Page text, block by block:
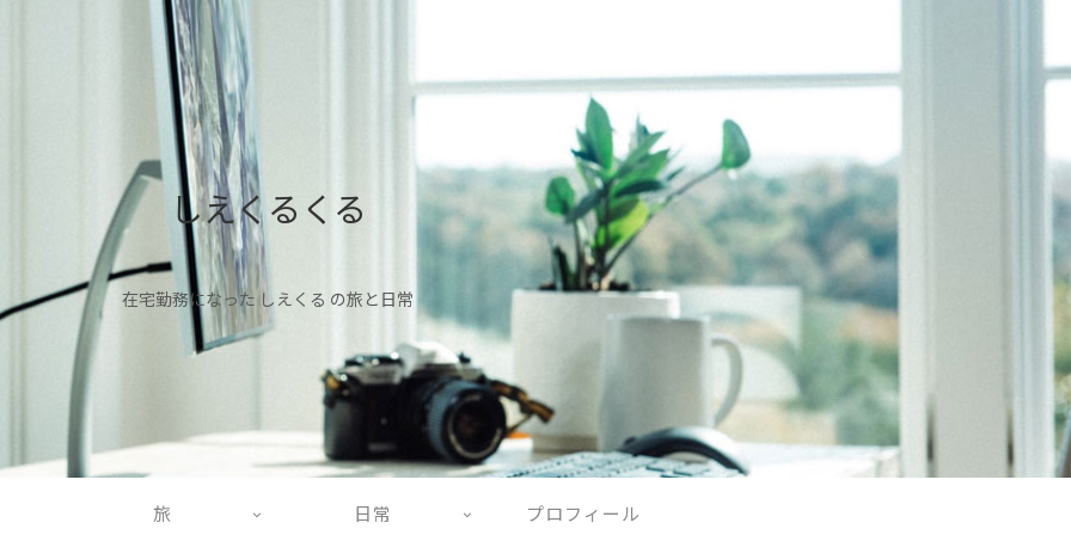
しえくるくる
在宅勤務になった しえくる の旅と日常
旅 日常 プロフィール